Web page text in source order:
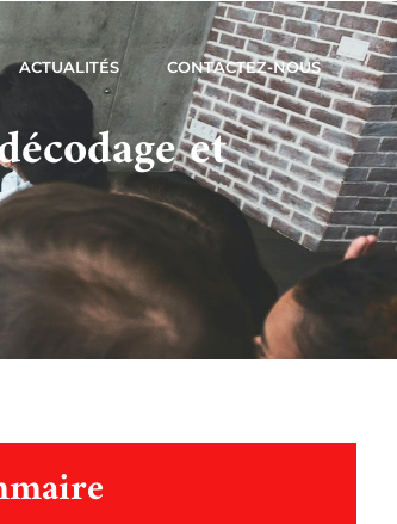
ACTUALITÉS CONTACTEZ-NOUS
et